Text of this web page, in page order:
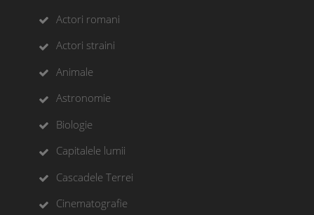
Actori romani
Actori straini
Animale
Astronomie
Biologie
Capitalele lumii
Cascadele Terrei
Cinematografie